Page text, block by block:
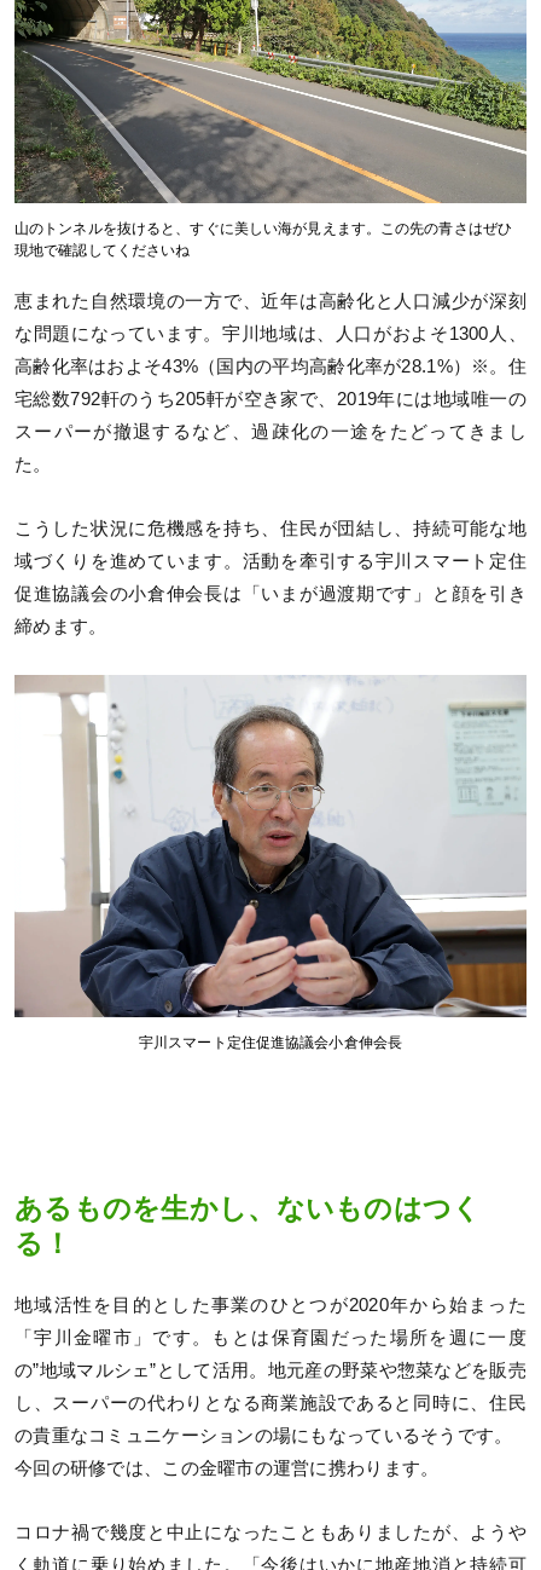
山のトンネルを抜けると、すぐに美しい海が見えます。この先の青さはぜひ
現地で確認してくださいね
恵まれた自然環境の一方で、近年は高齢化と人口減少が深刻
な問題になっています。宇川地域は、人口がおよそ1300人、
高齢化率はおよそ43%（国内の平均高齢化率が28.1%）※。住
宅総数792軒のうち205軒が空き家で、2019年には地域唯一の
スーパーが撤退するなど、過疎化の一途をたどってきまし
た。
こうした状況に危機感を持ち、住民が団結し、持続可能な地
域づくりを進めています。活動を牽引する宇川スマート定住
促進協議会の小倉伸会長は「いまが過渡期です」と顔を引き
締めます。
宇川スマート定住促進協議会小倉伸会長
あるものを生かし、ないものはつく
る！
地域活性を目的とした事業のひとつが2020年から始まった
「宇川金曜市」です。もとは保育園だった場所を週に一度
の”地域マルシェ”として活用。地元産の野菜や惣菜などを販売
し、スーパーの代わりとなる商業施設であると同時に、住民
の貴重なコミュニケーションの場にもなっているそうです。
今回の研修では、この金曜市の運営に携わります。
コロナ禍で幾度と中止になったこともありましたが、ようや
く軌道に乗り始めました。「今後はいかに地産地消と持続可